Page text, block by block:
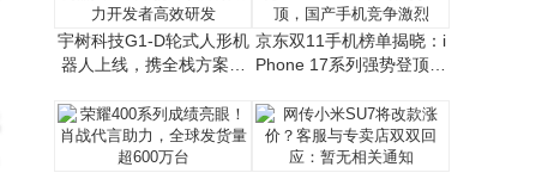
宇树科技G1-D轮式人形机
器人上线，携全栈方案助
京东双11手机榜单揭晓：i
Phone 17系列强势登顶，